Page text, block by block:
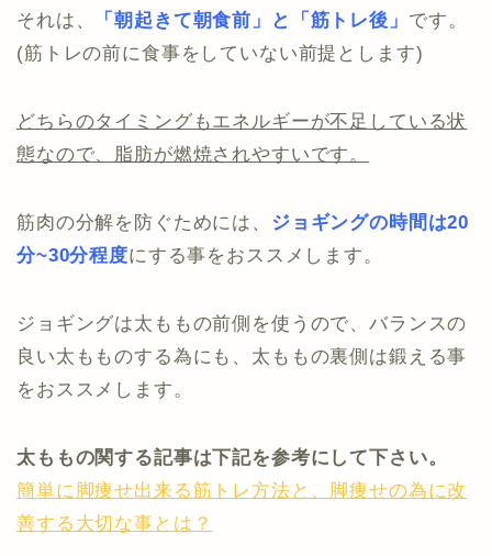
それは、 「朝起きて朝食前」と「筋トレ後」 です。
(筋トレの前に食事をしていない前提とします)
どちらのタイミングもエネルギーが不足している状
態なので、脂肪が燃焼されやすいです。
筋肉の分解を防ぐためには、 ジョギングの時間は20
分~30分程度にする事をおススメします。
ジョギングは太ももの前側を使うので、バランスの
良い太もものする為にも、太ももの裏側は鍛える事
をおススメします。
太ももの関する記事は下記を参考にして下さい。
簡単に脚痩せ出来る筋トレ方法と、脚痩せの為に改
善する大切な事とは？